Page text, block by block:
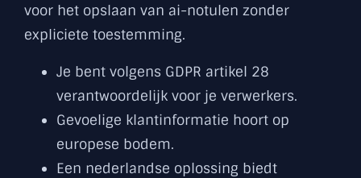
voor het opslaan van ai-notulen zonder
expliciete toestemming.
Je bent volgens GDPR artikel 28
verantwoordelijk voor je verwerkers.
Gevoelige klantinformatie hoort op
europese bodem.
Een nederlandse oplossing biedt